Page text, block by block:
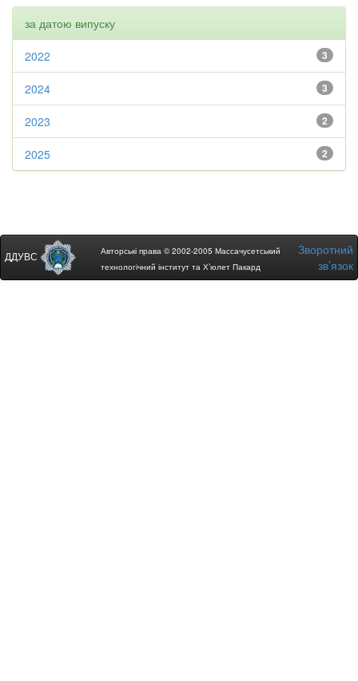
за датою випуску
3
2022
3
2024
2
2023
2
2025
ДДУВС
Авторські права © 2002-2005 Массачусетський
технологічний інститут та Х’юлет Пакард
Зворотний
зв’язок